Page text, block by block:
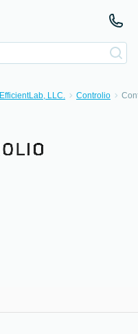
EfficientLab, LLC. Controlio